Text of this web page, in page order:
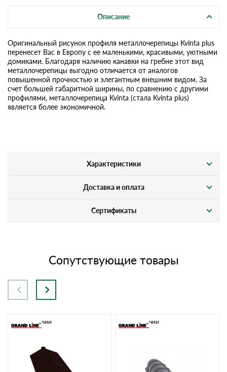
Описание
Оригинальный рисунок профиля металлочерепицы Kvinta plus
перенесет Вас в Европу с ее маленькими, красивыми, уютными
домиками. Благодаря наличию канавки на гребне этот вид
металлочерепицы выгодно отличается от аналогов
повышенной прочностью и элегантным внешним видом. За
счет большей габаритной ширины, по сравнению с другими
профилями, металлочерепица Kvinta (стала Kvinta plus)
является более экономичной.
Характеристики
Доставка и оплата
Сертификаты
Сопутствующие товары
В наличии В наличии